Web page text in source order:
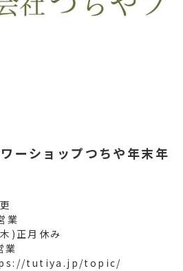
ーショップつちや年末年
業
)正月休み
業
tutiya.jp/topic/